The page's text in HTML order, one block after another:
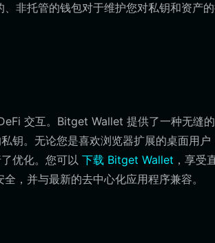
非托管的钱包对于维护您对私钥和资产
交互。Bitget Wallet 提供了一种无缝
钥。无论您是喜欢浏览器扩展的桌面用户
优化。您可以 下载 Bitget Wallet ，享受
，并与最新的去中心化应用程序兼容。